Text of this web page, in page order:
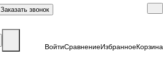
Заказать звонок
ВойтиСравнениеИзбранноеКорзина